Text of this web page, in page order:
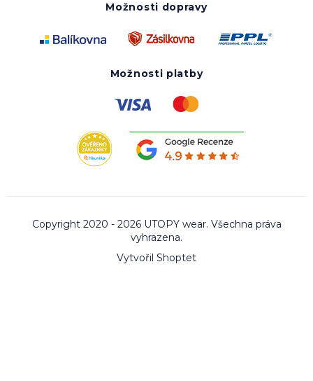
Možnosti dopravy
Možnosti platby
Vytvořil Shoptet
Copyright 2020 - 2026 UTOPY wear. Všechna práva
vyhrazena.